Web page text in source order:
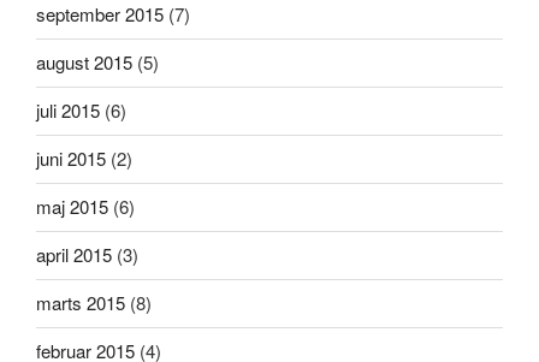
september 2015 (7)
august 2015 (5)
juli 2015 (6)
juni 2015 (2)
maj 2015 (6)
april 2015 (3)
marts 2015 (8)
februar 2015 (4)